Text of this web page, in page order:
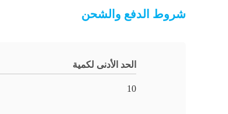
شروط الدفع والشحن
الحد الأدنى لكمية
10